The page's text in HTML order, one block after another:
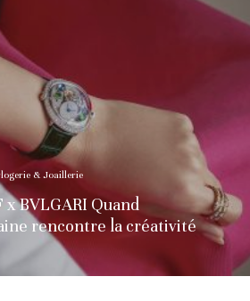
& Joaillerie
x BVLGARI Quand
rencontre la créativité